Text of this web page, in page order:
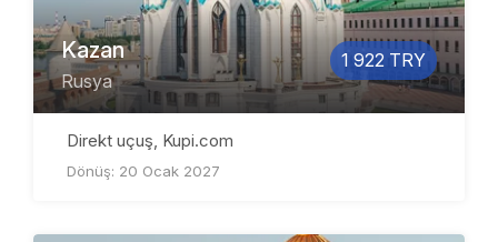
Kazan
Rusya
1 922 TRY
Direkt uçuş, Kupi.com
Dönüş: 20 Ocak 2027